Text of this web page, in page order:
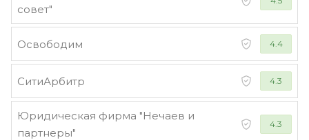
совет"
Освободим 4.4
СитиАрбитр 4.3
Юридическая фирма "Нечаев и
партнеры"
4.3